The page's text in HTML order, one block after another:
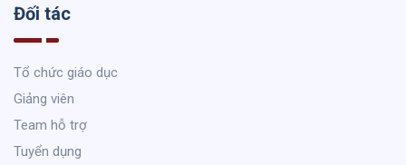
Đối tác
Tổ chức giáo dục
Giảng viên
Team hỗ trợ
Tuyển dụng